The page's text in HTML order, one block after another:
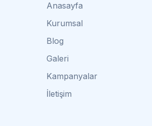
Anasayfa
Kurumsal
Blog
Galeri
Kampanyalar
İletişim